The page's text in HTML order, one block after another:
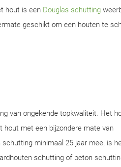
hout is een Douglas schutting
geschikt om een houten te
van ongekende topkwaliteit. Het
hout met een bijzondere mate van
minimaal 25 jaar mee, is
schutting of beton